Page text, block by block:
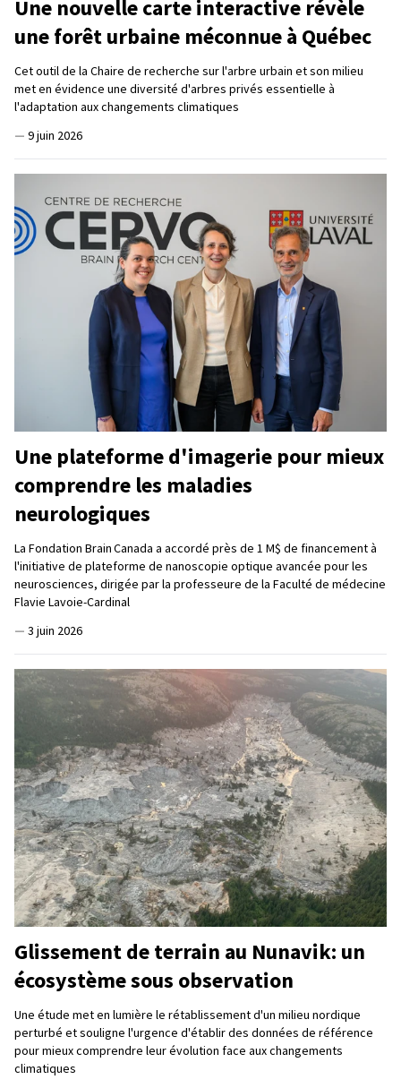
Une nouvelle carte interactive révèle
une forêt urbaine méconnue à Québec
Cet outil de la Chaire de recherche sur l'arbre urbain et son milieu
met en évidence une diversité d'arbres privés essentielle à
l'adaptation aux changements climatiques
— 9 juin 2026
Une plateforme d'imagerie pour mieux
comprendre les maladies
neurologiques
La Fondation Brain Canada a accordé près de 1 M$ de financement à
l'initiative de plateforme de nanoscopie optique avancée pour les
neurosciences, dirigée par la professeure de la Faculté de médecine
Flavie Lavoie-Cardinal
— 3 juin 2026
Glissement de terrain au Nunavik: un
écosystème sous observation
Une étude met en lumière le rétablissement d'un milieu nordique
perturbé et souligne l'urgence d'établir des données de référence
pour mieux comprendre leur évolution face aux changements
climatiques